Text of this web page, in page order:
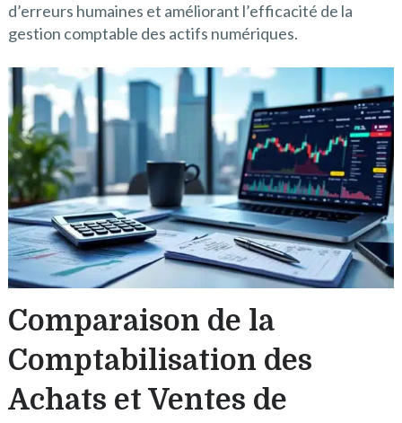
d’erreurs humaines et améliorant l’efficacité de la
gestion comptable des actifs numériques.
Comparaison de la
Comptabilisation des
Achats et Ventes de